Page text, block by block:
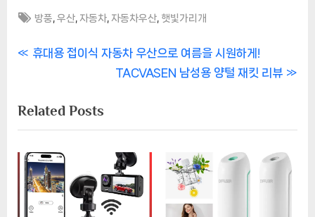
Tags:
방풍 ,우산 자동차 자동차우산 햇빛가리개
글
색
P
v
i
o
u
s
P
휴대용 접이식 자동차 우산으로 여름을 시원하게!
N
t
P
o
s
t
TACVASEN 남성용 양털 재킷 리뷰
Related Posts